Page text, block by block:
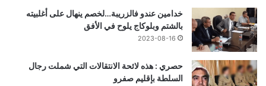
خدامين عندو فالزريبة…لخصم ينهال على أغلبيته
بالشتم وبلوكاج يلوح في الأفق
2023-08-16
حصري : هذه لائحة الانتقالات التي شملت رجال
السلطة بإقليم صفرو